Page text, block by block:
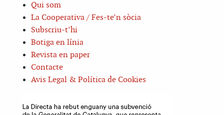
Qui som
La Cooperativa / Fes-te’n sòcia
Subscriu-t’hi
Botiga en línia
Revista en paper
Contacte
Avis Legal & Política de Cookies